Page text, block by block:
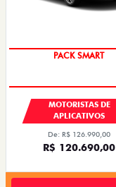
PACK SMART
MOTORISTAS DE
APLICATIVOS
De: R$ 126.990,00
R$ 120.690,00